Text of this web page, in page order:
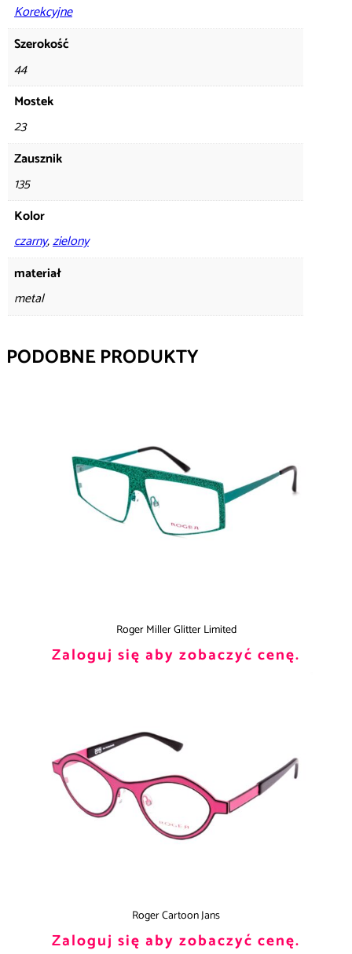
Korekcyjne
Szerokość
44
Mostek
23
Zausznik
135
Kolor
czarny,zielony
materiał
metal
PODOBNE PRODUKTY
Roger Miller Glitter Limited
Zaloguj się aby zobaczyć cenę.
Roger Cartoon Jans
Zaloguj się aby zobaczyć cenę.